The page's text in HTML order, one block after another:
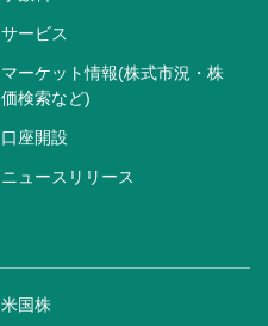
サービス
マーケット情報(株式市況・株
価検索など)
口座開設
ニュースリリース
米国株